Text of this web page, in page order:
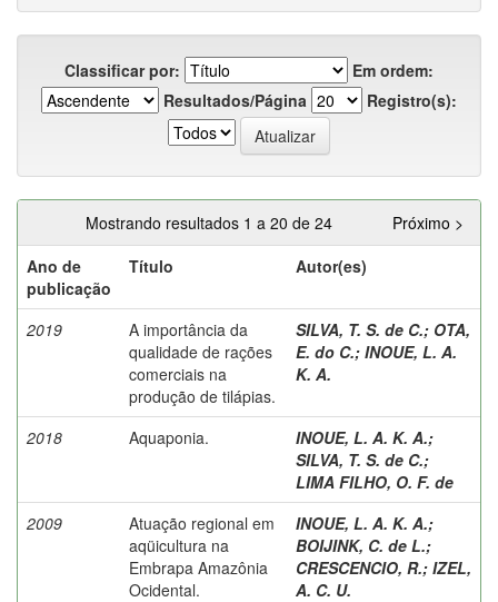
Classificar por:
Em ordem:
Resultados/Página
Registro(s):
Mostrando resultados 1 a 20 de 24
Próximo >
Ano de
publicação
Título Autor(es)
2019
A importância da
qualidade de rações
comerciais na
produção de tilápias.
SILVA, T. S. de C.; OTA,
E. do C.; INOUE, L. A.
K. A.
2018 Aquaponia. INOUE, L. A. K. A.;
SILVA, T. S. de C.;
LIMA FILHO, O. F. de
2009
Atuação regional em
aqüicultura na
Embrapa Amazônia
Ocidental.
INOUE, L. A. K. A.;
BOIJINK, C. de L.;
CRESCENCIO, R.; IZEL,
A. C. U.